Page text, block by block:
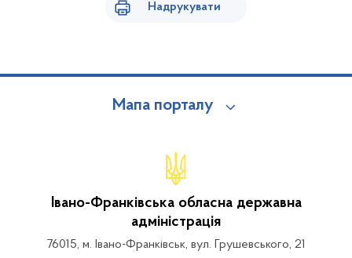
Надрукувати
Мапа порталу
Івано-Франківська обласна державна
адміністрація
76015, м. Івано-Франківськ, вул. Грушевського, 21